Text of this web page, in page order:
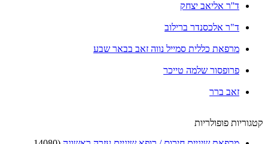
ד''ר אליאב יצחק
ד"ר אלכסנדר ברילוב
מרפאת כללית סמייל נווה זאב בבאר שבע
פרופסור שלמה טייכר
זאב ברר
קטגוריות פופולריות